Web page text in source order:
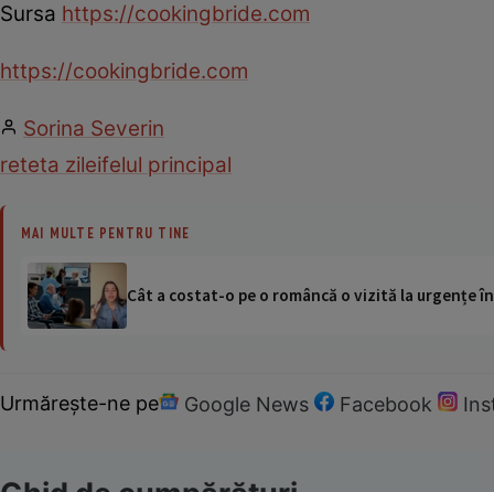
Sursa https://cookingbride.com
https://cookingbride.com
Sorina Severin
reteta zileifelul principal
MAI MULTE PENTRU TINE
Cât a costat-o pe o româncă o vizită la urgențe
Urmărește-ne pe Google News Facebook